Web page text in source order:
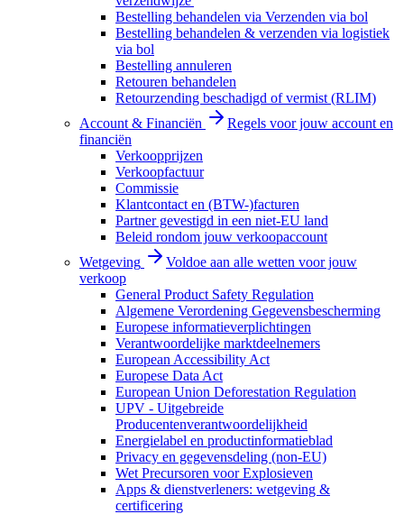
Bestelling behandelen via Verzenden via bol
Bestelling behandelen & verzenden via logistiek
via bol
Bestelling annuleren
Retouren behandelen
Retourzending beschadigd of vermist (RLIM)
Account & Financiën
Regels voor jouw account en
financiën
Verkoopprijzen
Verkoopfactuur
Commissie
Klantcontact en (BTW-)facturen
Partner gevestigd in een niet-EU land
Beleid rondom jouw verkoopaccount
Wetgeving
Voldoe aan alle wetten voor jouw
verkoop
General Product Safety Regulation
Algemene Verordening Gegevensbescherming
Europese informatieverplichtingen
Verantwoordelijke marktdeelnemers
European Accessibility Act
Europese Data Act
European Union Deforestation Regulation
UPV - Uitgebreide
Producentenverantwoordelijkheid
Energielabel en productinformatieblad
Privacy en gegevensdeling (non-EU)
Wet Precursoren voor Explosieven
Apps & dienstverleners: wetgeving &
certificering